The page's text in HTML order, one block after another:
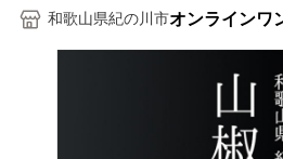
和歌山県紀の川市オンラインワ